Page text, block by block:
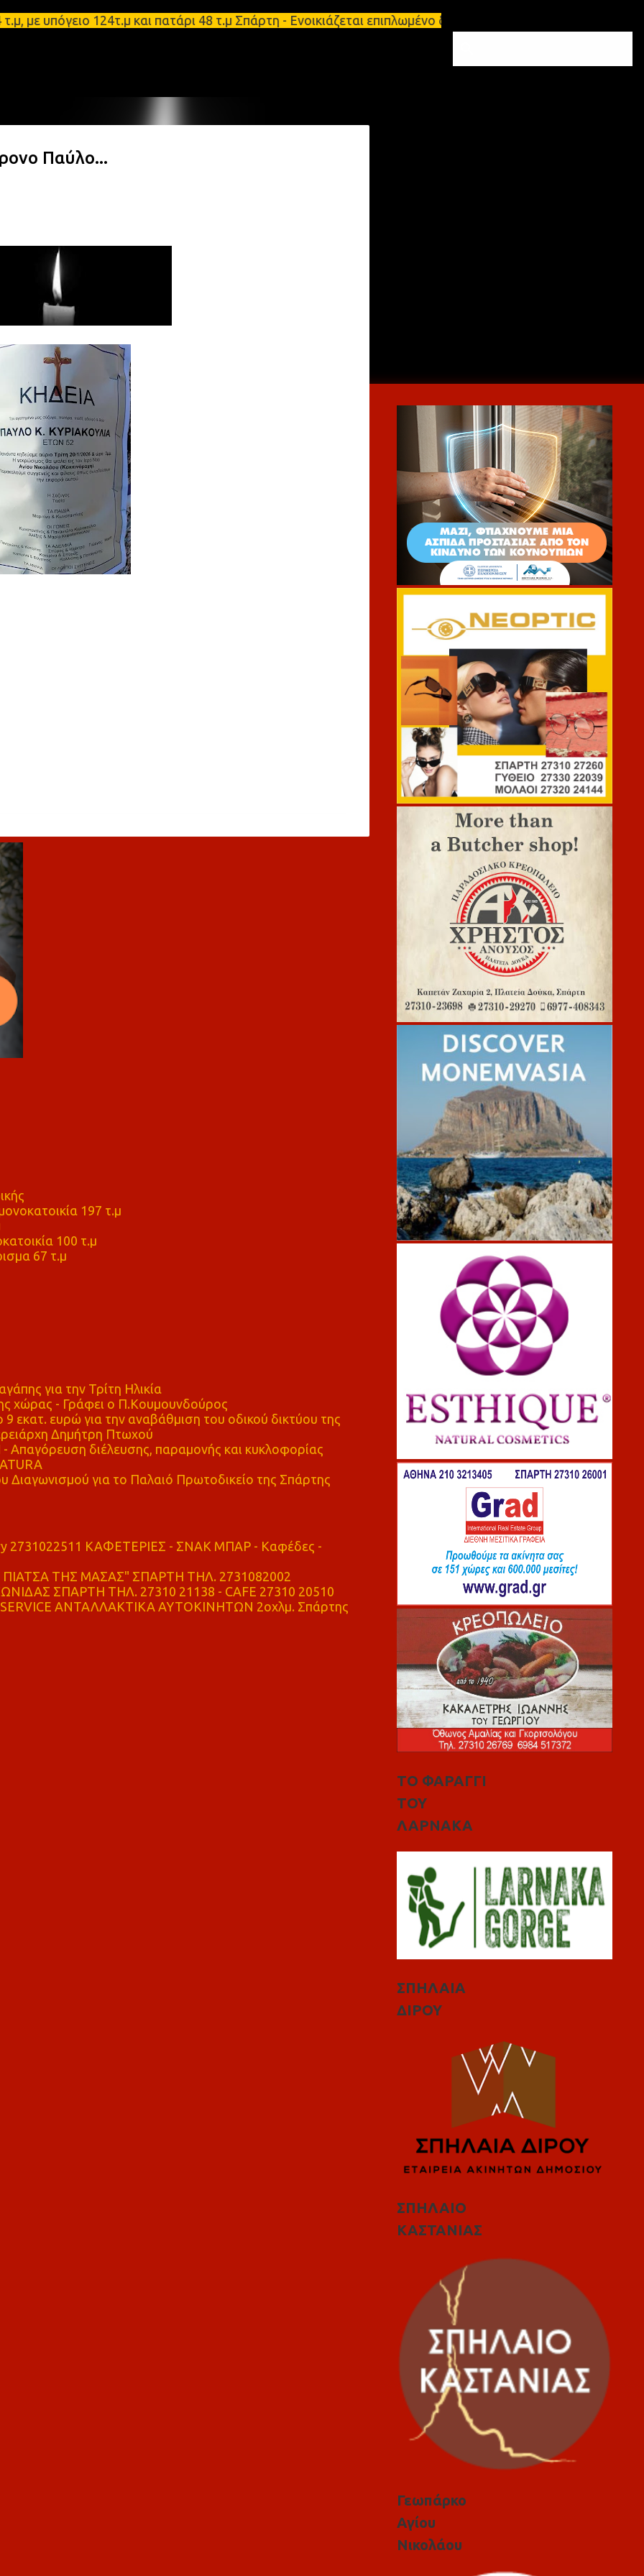
Μετάβαση στο κύριο περιεχόμενο
124τ.μ και πατάρι 48 τ.μ Σπάρτη - Ενοικιάζεται επιπλωμένο διαμέρισμα 65τ.μ Σπάρτη -
Παύλο...
197 τ.μ
100 τ.μ
67 τ.μ
για την Τρίτη Ηλικία
χώρας - Γράφει ο Π.Κουμουνδούρος
9 εκατ. ευρώ για την αναβάθμιση του οδικού δικτύου της
Δημήτρη Πτωχού
διέλευσης, παραμονής και κυκλοφορίας
Διαγωνισμού για το Παλαιό Πρωτοδικείο της Σπάρτης
2731022511 ΚΑΦΕΤΕΡΙΕΣ - ΣΝΑΚ ΜΠΑΡ - Καφέδες -
ΤΗΣ ΜΑΣΑΣ" ΣΠΑΡΤΗ ΤΗΛ. 2731082002
ΣΠΑΡΤΗ ΤΗΛ. 27310 21138 - CAFE 27310 20510
ΑΝΤΑΛΛΑΚΤΙΚΑ ΑΥΤΟΚΙΝΗΤΩΝ 2οχλμ. Σπάρτης
ΤΟ ΦΑΡΑΓΓΙ
ΤΟΥ
ΛΑΡΝΑΚΑ
ΣΠΗΛΑΙΑ
ΔΙΡΟΥ
ΣΠΗΛΑΙΟ
ΚΑΣΤΑΝΙΑΣ
Γεωπάρκο
Αγίου
Νικολάου